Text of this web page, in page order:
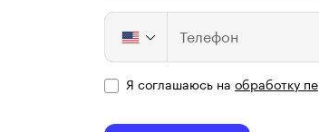
Телефон
Я соглашаюсь на обработку